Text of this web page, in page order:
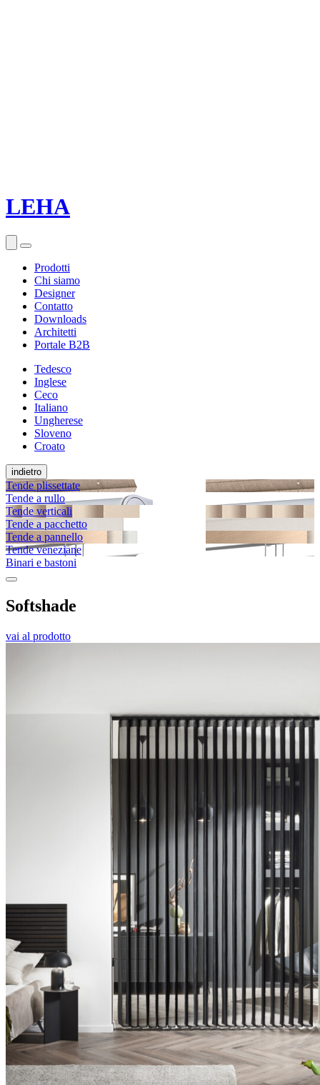
LEHA
Prodotti
Chi siamo
Designer
Contatto
Downloads
Architetti
Portale B2B
Tedesco
Inglese
Ceco
Italiano
Ungherese
Sloveno
Croato
indietro
Tende plissettate
Tende a rullo
Tende verticali
Tende a pacchetto
Tende a pannello
Tende veneziane
Binari e bastoni
Softshade
vai al prodotto